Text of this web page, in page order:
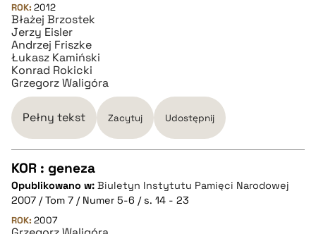
pobierz cytat
BIBTEX
pobierz cytat
ROK: 2012
Błażej Brzostek
Jerzy Eisler
Andrzej Friszke
Łukasz Kamiński
Konrad Rokicki
Grzegorz Waligóra
Pełny tekst Zacytuj Udostępnij
CZYSTY TEKST
KOR : geneza
Opublikowano w: Biuletyn Instytutu Pamięci Narodowej
2007 / Tom 7 / Numer 5-6 / s. 14 - 23
ROK: 2007